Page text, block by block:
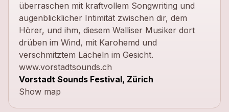
überraschen mit kraftvollem Songwriting und
augenblicklicher Intimität zwischen dir, dem
Hörer, und ihm, diesem Walliser Musiker dort
drüben im Wind, mit Karohemd und
verschmitztem Lächeln im Gesicht.
www.vorstadtsounds.ch
Vorstadt Sounds Festival, Zürich
Show map